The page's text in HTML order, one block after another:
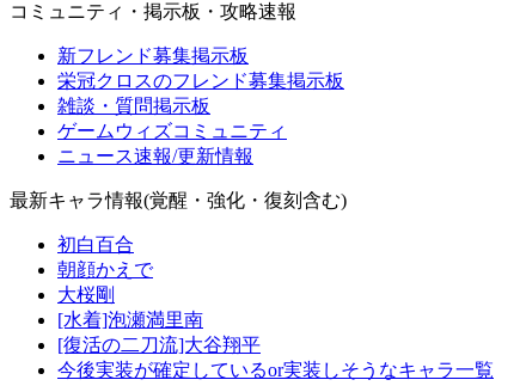
コミュニティ・掲示板・攻略速報
新フレンド募集掲示板
栄冠クロスのフレンド募集掲示板
雑談・質問掲示板
ゲームウィズコミュニティ
ニュース速報/更新情報
最新キャラ情報(覚醒・強化・復刻含む)
初白百合
朝顔かえで
大桜剛
[水着]泡瀬満里南
[復活の二刀流]大谷翔平
今後実装が確定しているor実装しそうなキャラ一覧